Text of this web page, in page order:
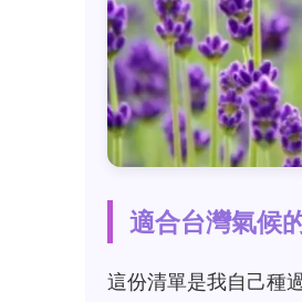
適合台灣氣候
這份清單是我自己種